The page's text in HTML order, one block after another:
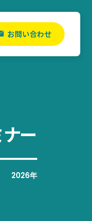
お問い合わせ
ー
2026年